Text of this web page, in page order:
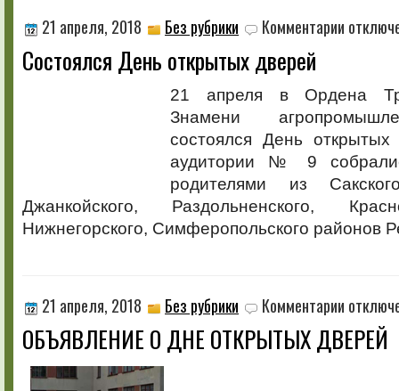
21 апреля, 2018 Без рубрики Комментарии записи
открытых
дверей
Состоялся День открытых дверей
21 апреля в Ордена
Знамени
состоялся День
аудитории № 9
родителями из
Джанкойского, Раздольненского,
Нижнегорского, Симферопольского районов
21 апреля, 2018 Без рубрики Комментарии записи
О
ОБЪЯВЛЕНИЕ О ДНЕ ОТКРЫТЫХ ДВЕРЕЙ